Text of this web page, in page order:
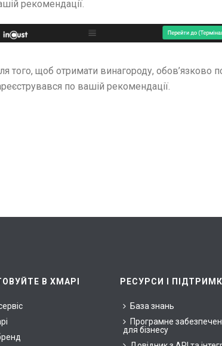
рекомендації.
того, щоб отримати винагороду, обов’язково
по вашій рекомендації.
В ХМАРІ РЕСУРСИ І
База знань
Програмне
для бізнесу